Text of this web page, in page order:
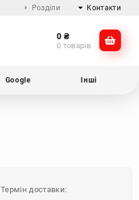
Розділи Контакти
@dikocase
0 ₴
0 товарів
Google Інші
Термін доставки: